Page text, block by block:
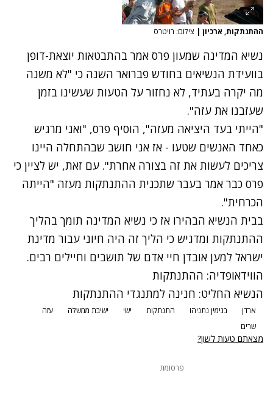
ההתנתקות, ארכיון | צילום: רויטרס
נשיא המדינה שמעון פרס אמר בהתבטאות יוצאת-דופן
בוועידת הנשיאים בחודש פברואר השנה כי "לא משנה
מה יקרה בעתיד, לא נחזור על הטעות שעשינו בזמן
שעזבנו את עזה".
"הייתי בעד היציאה מעזה", הוסיף פרס, "ואני מרגיש
כאחד האנשים שטעו - אז אני חושב שבהתחלה היינו
צריכים לעשות את זה בצורה אחרת". עם זאת, יש לציין כי
פרס כבר אמר בעבר שתכנית ההתנתקות מעזה "הייתה
הכרחית".
בבית הנשיא הבהירו אז כי נשיא המדינה תומך בהליך
ההתנתקות ומדגיש כי הליך זה היה חיוני עבור מדינת
ישראל למען אובדן חיי אדם של תושבים וחיילים רבים.
הווידאופדיה: ההתנתקות
הנשיא החליט: חנינה למתנגדי ההתנתקות
ארדן בנימין נתניהו התנתקות ישי ישיבת ממשלה
עזה
שרים
מצאתם טעות לשון?
פרסומת